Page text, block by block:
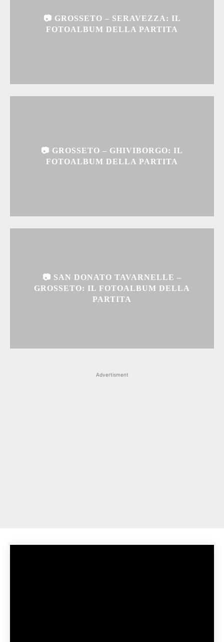
📷 GROSSETO – SERAVEZZA: IL
FOTOALBUM DELLA PARTITA
📷 GROSSETO – GHIVIBORGO: IL
FOTOALBUM DELLA PARTITA
📷 SAN DONATO TAVARNELLE –
GROSSETO: IL FOTOALBUM DELLA
PARTITA
Advertisment